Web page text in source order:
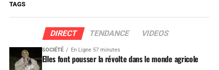
TAGS
DIRECT TENDANCE VIDEOS
SOCIÉTÉ En Ligne 57 minutes
Elles font pousser la révolte dans le monde agricole